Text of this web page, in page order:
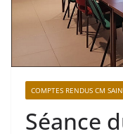
COMPTES RENDUS CM
Séance